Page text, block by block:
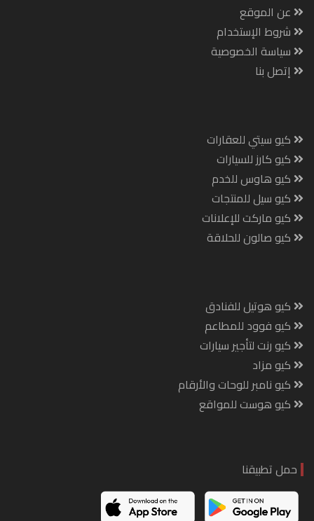
عن الموقع
شروط الإستخدام
سياسة الخصوصية
إتصل بنا
كيو سيتي للعقارات
كيو كارز للسيارات
كيو هاوس للخدم
كيو سيل للمنتجات
كيو ماركت للإعلانات
كيو صالون للحلاقة
كيو هوتيل للفنادق
كيو فوود للمطاعم
كيو رنت لتأجير سيارات
كيو مزاد
كيو نامبر للوحات والأرقام
كيو هوست للمواقع
حمل تطبيقنا